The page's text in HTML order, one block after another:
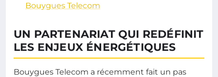
Bouygues Telecom
UN PARTENARIAT QUI REDÉFINIT
LES ENJEUX ÉNERGÉTIQUES
Bouygues Telecom a récemment fait un pas